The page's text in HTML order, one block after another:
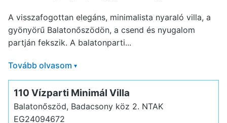
A visszafogottan elegáns, minimalista nyaraló villa, a
gyönyörű Balatonőszödön, a csend és nyugalom
partján fekszik. A balatonparti...
Tovább olvasom ▾
110 Vízparti Minimál Villa
Balatonőszöd, Badacsony köz 2. NTAK
EG24094672